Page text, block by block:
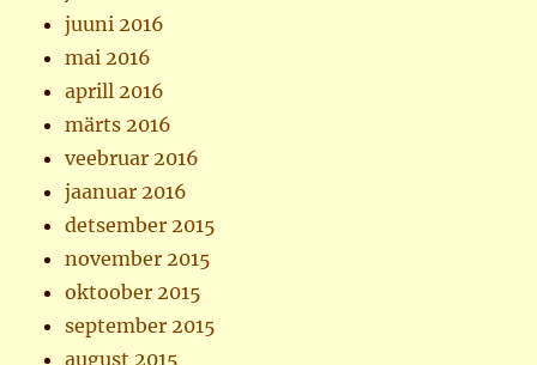
juuni 2016
mai 2016
aprill 2016
märts 2016
veebruar 2016
jaanuar 2016
detsember 2015
november 2015
oktoober 2015
september 2015
august 2015